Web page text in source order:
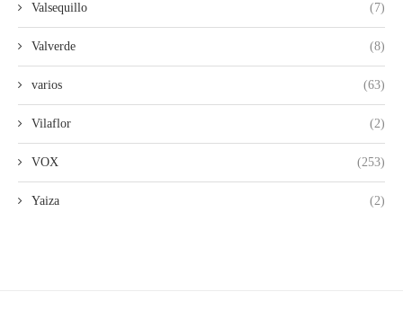
Valsequillo (7)
Valverde (8)
varios (63)
Vilaflor (2)
VOX (253)
Yaiza (2)